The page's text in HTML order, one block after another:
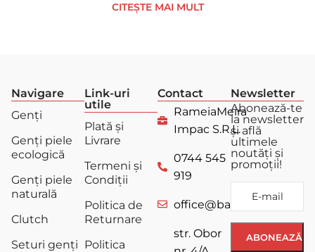
CITEȘTE MAI MULT
Navigare
Genți
Genți piele
ecologică
Genți piele
naturală
Clutch
Seturi genți
Link-uri
utile
Plată și
Livrare
Termeni și
Condiții
Politica de
Returnare
Politica
Contact
RameiaMeira
Impac S.R.L.
0744 545
919
office@bagstore.ro
str. Obor
Newsletter
Abonează-te
la newsletter
și află
ultimele
noutăți și
promoții!